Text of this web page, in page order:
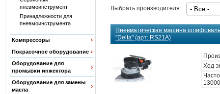
пневмоинструмент
Принадлежности для
пневмоинструмента
Компрессоры
Покрасочное оборудование
Оборудование для
промывки инжектора
Оборудование для замены
масла
Выбрать производителя:
Пневматическая машина
"Delta" (арт: RS21A)
Ход
13000